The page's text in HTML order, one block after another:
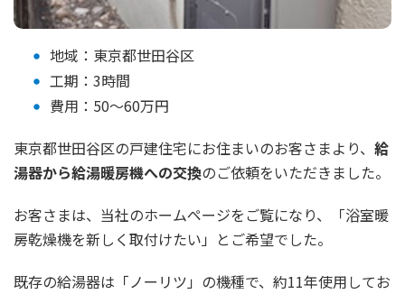
地域：東京都世田谷区
工期：3時間
費用：50～60万円
東京都世田谷区の戸建住宅にお住まいのお客さまより、 給
湯器から給湯暖房機への交換のご依頼をいただきました。
お客さまは、当社のホームページをご覧になり、「浴室暖
房乾燥機を新しく取付けたい」とご希望でした。
既存の給湯器は「ノーリツ」の機種で、約11年使用してお